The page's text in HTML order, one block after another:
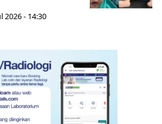
2026 - 14:30